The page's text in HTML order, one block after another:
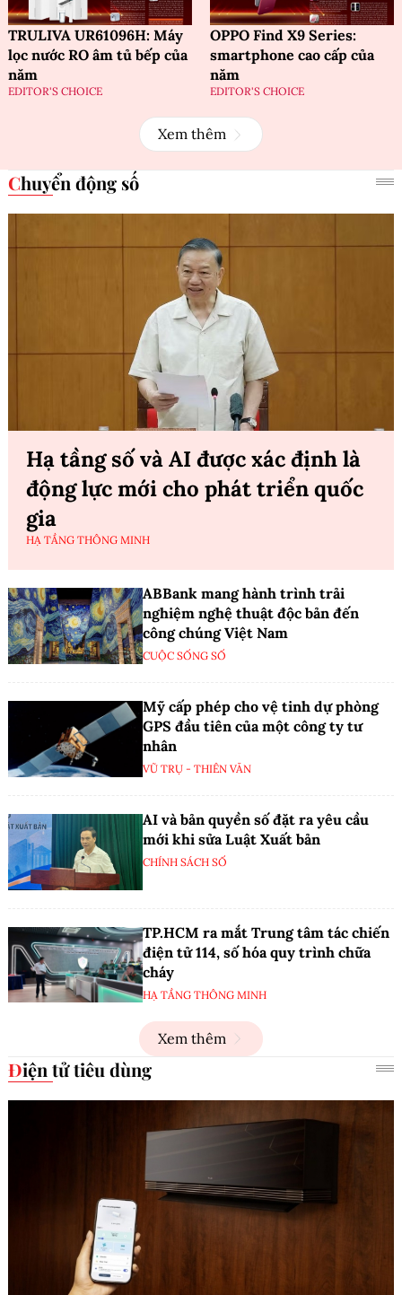
TRULIVA UR61096H: Máy
lọc nước RO âm tủ bếp của
năm
EDITOR'S CHOICE
OPPO Find X9 Series:
smartphone cao cấp của
năm
EDITOR'S CHOICE
Xem thêm
Chuyển động số
Hạ tầng số và AI được xác định là
động lực mới cho phát triển quốc
gia
HẠ TẦNG THÔNG MINH
ABBank mang hành trình trải
nghiệm nghệ thuật độc bản đến
công chúng Việt Nam
CUỘC SỐNG SỐ
Mỹ cấp phép cho vệ tinh dự phòng
GPS đầu tiên của một công ty tư
nhân
VŨ TRỤ - THIÊN VĂN
AI và bản quyền số đặt ra yêu cầu
mới khi sửa Luật Xuất bản
CHÍNH SÁCH SỐ
TP.HCM ra mắt Trung tâm tác chiến
điện tử 114, số hóa quy trình chữa
cháy
HẠ TẦNG THÔNG MINH
Xem thêm
Điện tử tiêu dùng